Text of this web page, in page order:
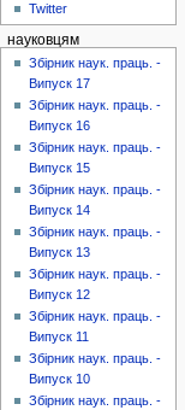
Twitter
науковцям
Збірник наук. праць. -
Випуск 17
Збірник наук. праць. -
Випуск 16
Збірник наук. праць. -
Випуск 15
Збірник наук. праць. -
Випуск 14
Збірник наук. праць. -
Випуск 13
Збірник наук. праць. -
Випуск 12
Збірник наук. праць. -
Випуск 11
Збірник наук. праць. -
Випуск 10
Збірник наук. праць. -